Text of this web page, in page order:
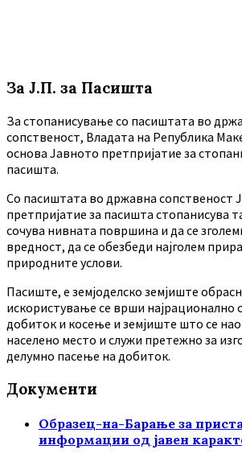
За Ј.П. за Пасишта
За стопанисување со пасиштата во
сопственост, Владата на Република
основа Јавното претпријатие за
пасишта.
Co пасиштата во државна сопственост
претпријатие за пасишта стопанисува
сочува нивната површина и да се
вредност, да се обезбеди најголем
природните услови.
Пасиште, е земјоделско земјиште
искористување се врши најрационално
добиток и косење и земјиште што се
населено место и служи претежно за
делумно пасење на добиток.
Документи
Образец-на-Барање за
информации од јавен